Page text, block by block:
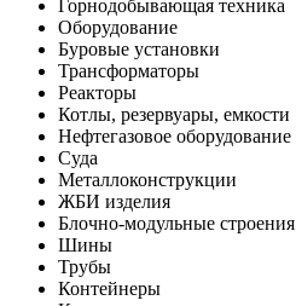
Горнодобывающая техника
Оборудование
Буровые установки
Трансформаторы
Реакторы
Котлы, резервуары, емкости
Нефтегазовое оборудование
Cуда
Металлоконструкции
ЖБИ изделия
Блочно-модульные строения
Шины
Трубы
Контейнеры